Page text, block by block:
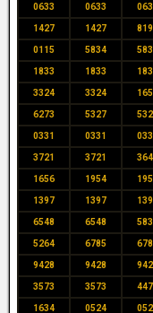
0633 0633
1427 1427
0115 5834
1833 1833
3324 3324
6273 5327
0331 0331
3721 3721
1656 1954
1397 1397
6548 6548
5264 6785
9428 9428
3573 3573
1634 0524